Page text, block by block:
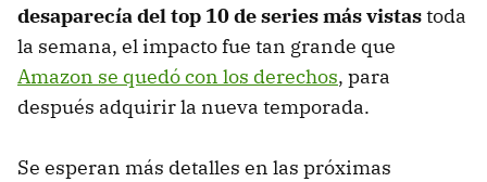
desaparecía del top 10 de series más vistastoda
la semana, el impacto fue tan grande que
Amazon se quedó con los derechos, para
después adquirir la nueva temporada.
Se esperan más detalles en las próximas